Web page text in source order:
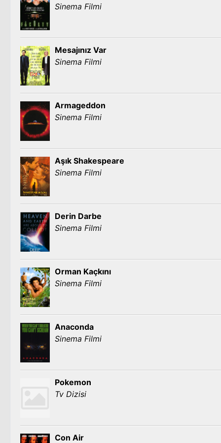
Sinema Filmi
Mesajınız Var
Sinema Filmi
Armageddon
Sinema Filmi
Aşık Shakespeare
Sinema Filmi
Derin Darbe
Sinema Filmi
Orman Kaçkını
Sinema Filmi
Anaconda
Sinema Filmi
Pokemon
Tv Dizisi
Con Air